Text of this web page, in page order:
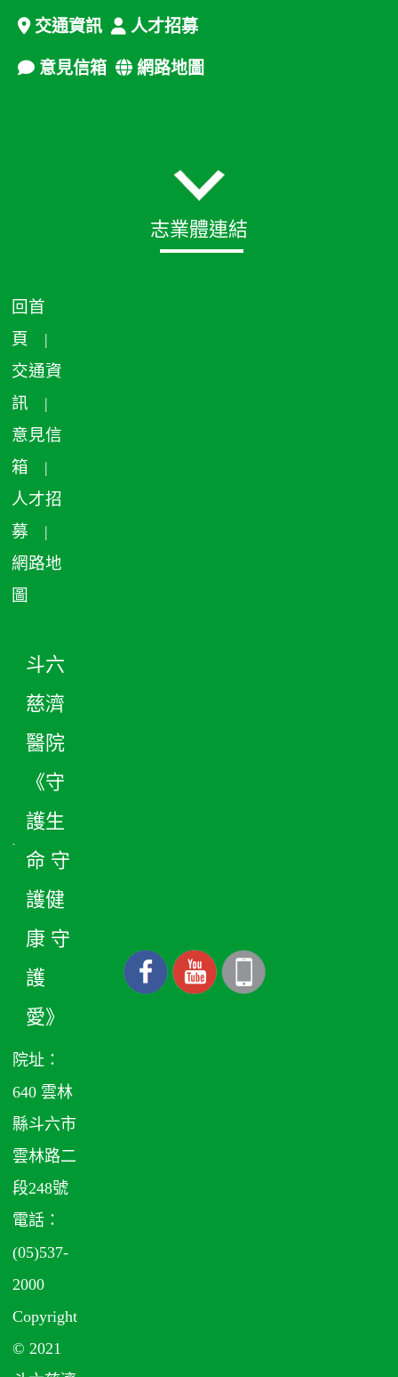
交通資訊
人才招募
意見信箱
網路地圖
志業體連結
回首
頁 |
交通資
訊 |
意見信
箱 |
人才招
募 |
網路地
圖
斗六
慈濟
醫院
《守
護生
命 守
護健
康 守
護
愛》
院址：
640 雲林
縣斗六市
雲林路二
段248號
電話：
(05)537-
2000
Copyright
© 2021